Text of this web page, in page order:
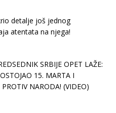
detalje još jednog
atentata na njega!
SRBIJE OPET LAŽE:
15. MARTA I
PROTIV NARODA! (VIDEO)